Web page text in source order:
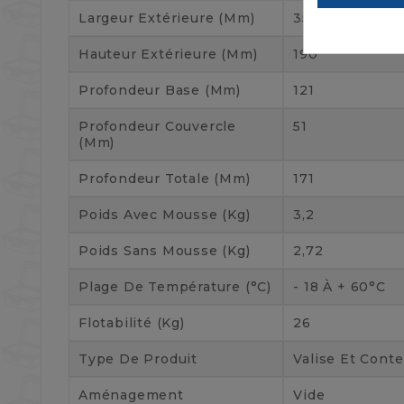
Largeur Extérieure (mm) 355
Hauteur Extérieure (mm) 190
Profondeur Base (mm) 121
Profondeur Couvercle
(mm)
51
Profondeur Totale (mm) 171
Poids Avec Mousse (kg) 3,2
Poids Sans Mousse (kg) 2,72
Plage De Température (°C) - 18 À + 60°C
Flotabilité (kg) 26
Type De Produit Valise Et
Aménagement Vide